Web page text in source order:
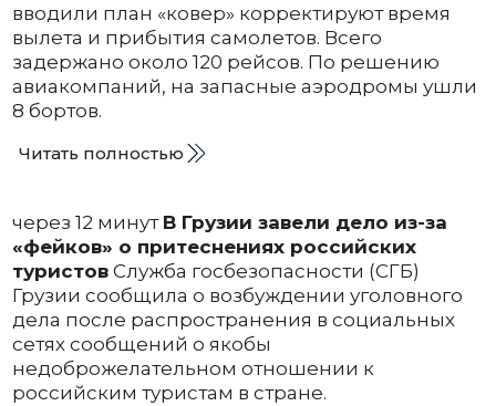
вводили план «ковер» корректируют время
вылета и прибытия самолетов. Всего
задержано около 120 рейсов. По решению
авиакомпаний, на запасные аэродромы ушли
8 бортов.
Читать полностью
через 12 минут В Грузии завели дело из-за
«фейков» о притеснениях российских
туристовСлужба госбезопасности (СГБ)
Грузии сообщила о возбуждении уголовного
дела после распространения в социальных
сетях сообщений о якобы
недоброжелательном отношении к
российским туристам в стране.